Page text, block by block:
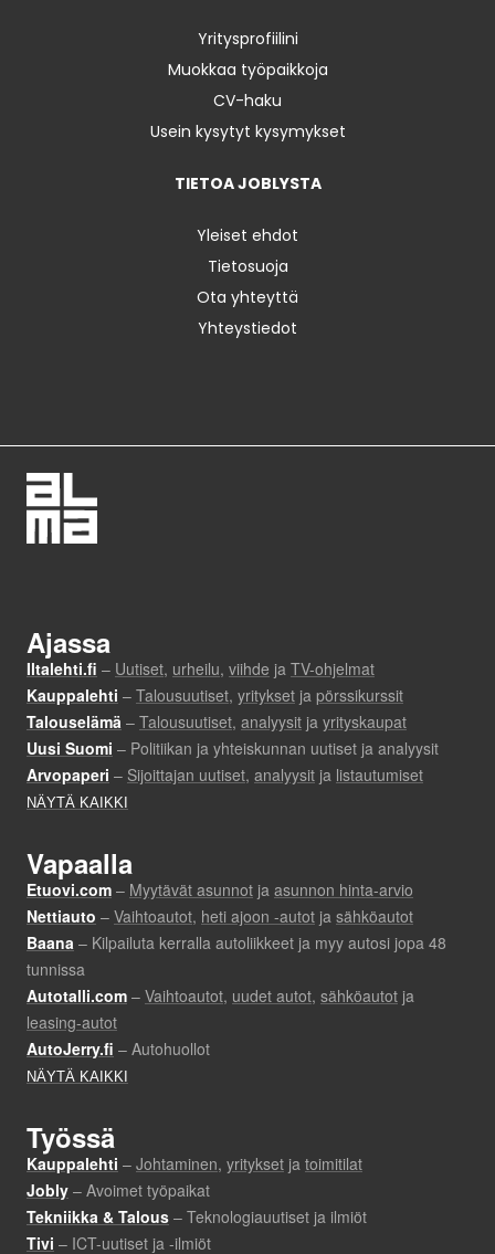
Yritysprofiilini
Muokkaa työpaikkoja
CV-haku
Usein kysytyt kysymykset
TIETOA JOBLYSTA
Yleiset ehdot
Tietosuoja
Ota yhteyttä
Yhteystiedot